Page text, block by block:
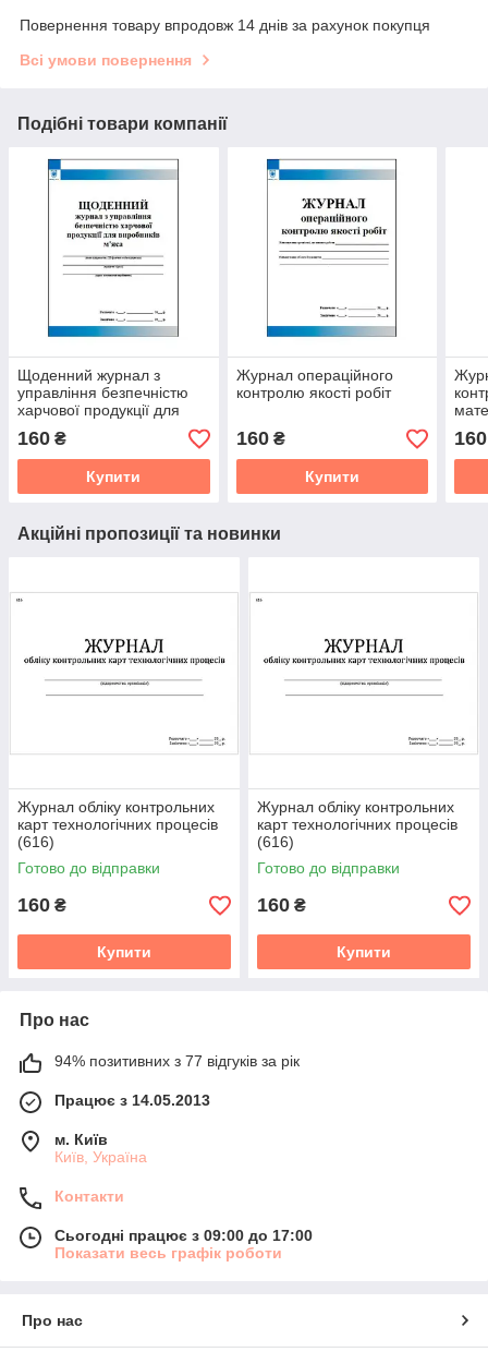
Повернення товару впродовж 14 днів за рахунок покупця
Всі умови повернення
Подібні товари компанії
Щоденний журнал з
управління безпечністю
харчової продукції для
виробників м'яса
160 ₴
Купити
Журнал операційного
контролю якості робіт
160₴
Купити
160
Акційні пропозиції та новинки
Журнал обліку контрольних
карт технологічних процесів
(616)
Готово до відправки
160 ₴
Купити
Журнал обліку контрольних
карт технологічних процесів
(616)
Готово до відправки
160 ₴
Купити
Про нас
94% позитивних з 77 відгуків за рік
Працює з 14.05.2013
м. Київ
Київ, Україна
Контакти
Сьогодні працює з 09:00 до 17:00
Показати весь графік роботи
Про нас